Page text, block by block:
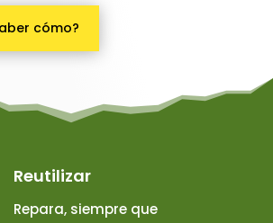
cómo?
Reutilizar
Repara, siempre que